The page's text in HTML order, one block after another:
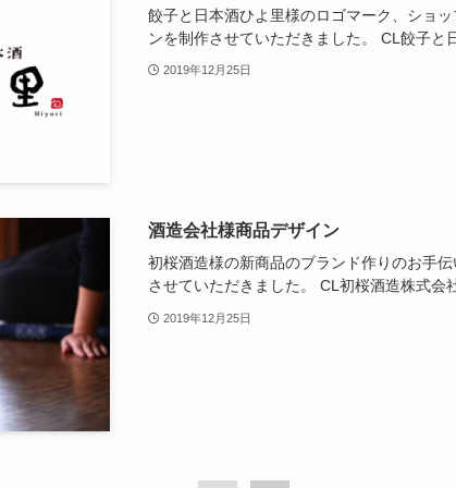
餃子と日本酒ひよ里様のロゴマーク、ショ
ンを制作させていただきました。 CL餃子
2019年12月25日
酒造会社様商品デザイン
初桜酒造様の新商品のブランド作りのお手
させていただきました。 CL初桜酒造株式
2019年12月25日